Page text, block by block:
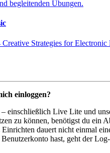
begleitenden Übungen.
Creative Strategies for Electronic
einloggen?
einschließlich Live Lite und
zu können, benötigst du ein
dauert nicht einmal
hast, geht der